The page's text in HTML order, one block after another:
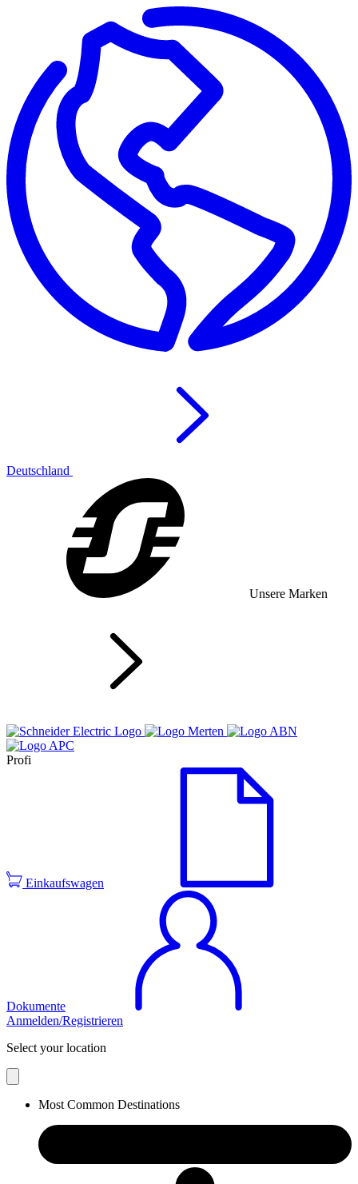
Deutschland
Unsere Marken
Profi
Einkaufswagen
Dokumente
Anmelden/Registrieren
Select your location
Most Common Destinations